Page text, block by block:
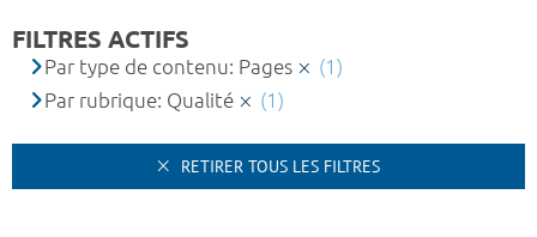
FILTRES ACTIFS
Par type de contenu: Pages
(1)
Par rubrique: Qualité
(1)
RETIRER TOUS LES FILTRES